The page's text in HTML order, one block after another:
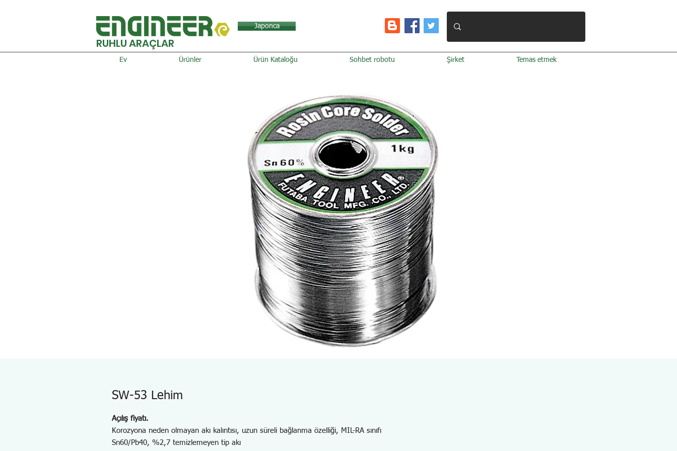
Japonca
RUHLU ARAÇLAR
Ev Ürünler Ürün Kataloğu Sohbet robotu Şirket Temas etmek
SW-53 Lehim
Açılış fiyatı.
Korozyona neden olmayan akı kalıntısı, uzun süreli bağlanma özelliği, MIL-RA sınıfı
Sn60/Pb40, %2,7 temizlemeyen tip akı